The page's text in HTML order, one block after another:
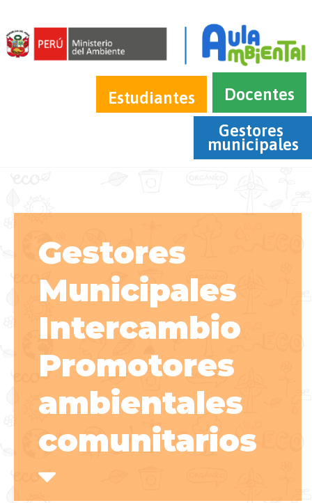
Estudiantes
Docentes
Gestores
municipales
Gestores
Municipales
Intercambio
Promotores
ambientales
comunitarios